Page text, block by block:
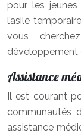
pour les
l’asile
vous
développement
Assistance
Il est courant
communautés
assistance